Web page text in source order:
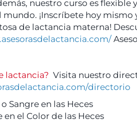
nuestro curso es
¡Inscríbete hoy
de lactancia materna!
lactancia? Visita nuestro
directorio
Sangre en las Heces
el Color de las Heces